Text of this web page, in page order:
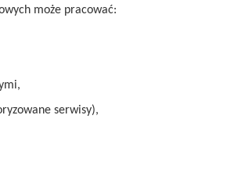
może pracować:
serwisy),